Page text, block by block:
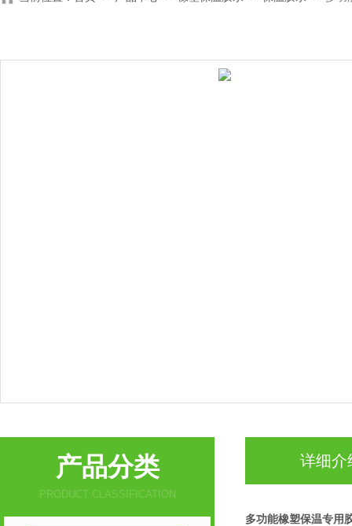
产品分类
PRODUCT CLASSIFICATION
详细介
多功能橡塑保温专用